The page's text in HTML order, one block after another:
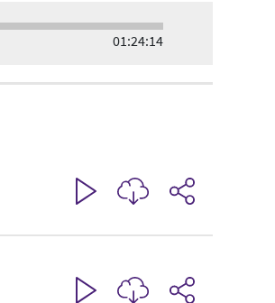
01:24:14